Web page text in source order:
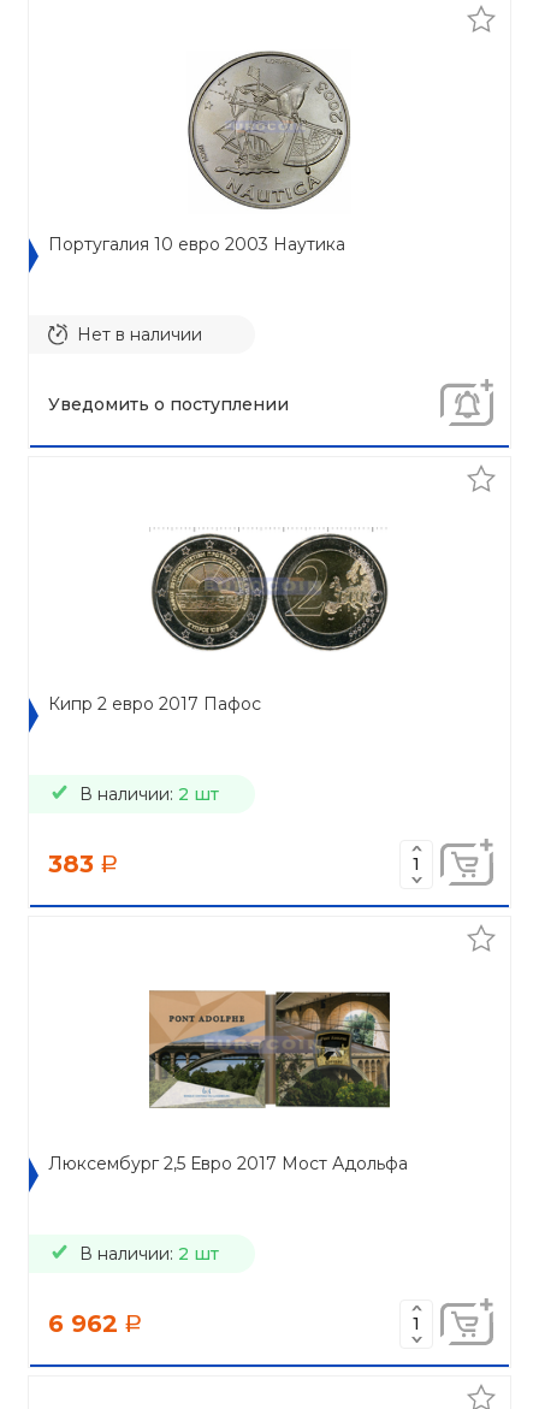
Португалия 10 евро 2003 Наутика
Нет в наличии
Уведомить о поступлении
Кипр 2 евро 2017 Пафос
В наличии: 2 шт
383 a
Люксембург 2,5 Евро 2017 Мост Адольфа
В наличии: 2 шт
6 962 a